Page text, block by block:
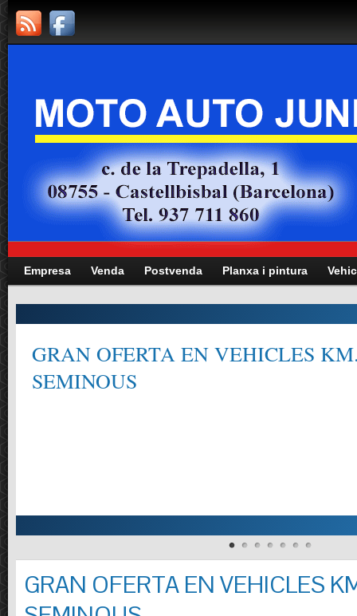
Empresa Venda Postvenda Planxa i pintura
GRAN OFERTA EN VEHICLES
SEMINOUS
GRAN OFERTA EN VEHICLES